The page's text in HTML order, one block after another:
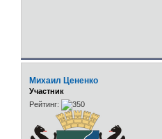
Михаил Цененко
Участник
Рейтинг: